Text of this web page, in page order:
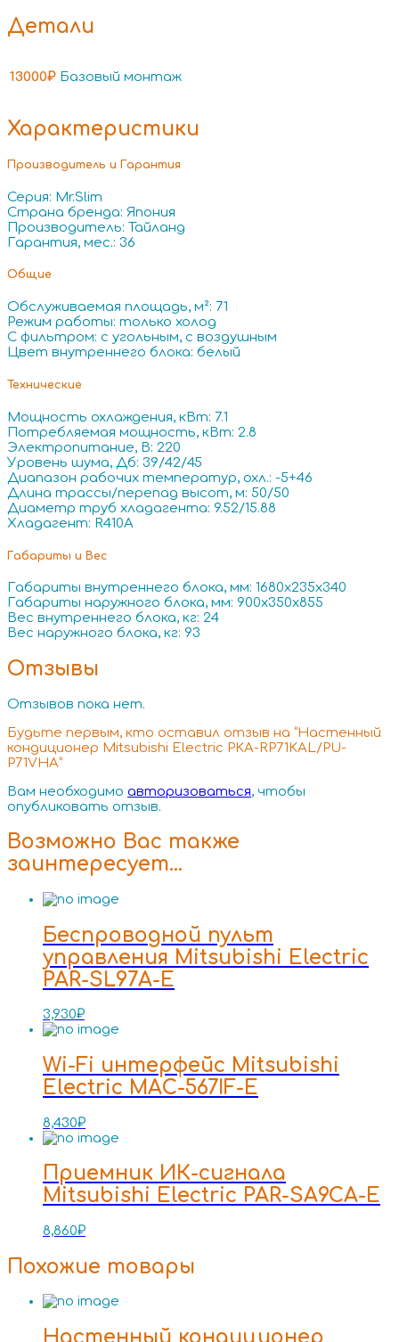
Детали
13000₽ Базовый монтаж
Характеристики
Производитель и Гарантия
Серия: Mr.Slim
Страна бренда: Япония
Производитель: Тайланд
Гарантия, мес.: 36
Общие
Обслуживаемая площадь, м²: 71
Режим работы: только холод
С фильтром: с угольным, с воздушным
Цвет внутреннего блока: белый
Технические
Мощность охлаждения, кВт: 7.1
Потребляемая мощность, кВт: 2.8
Электропитание, В: 220
Уровень шума, Дб: 39/42/45
Диапазон рабочих температур, охл.: -5+46
Длина трассы/перепад высот, м: 50/50
Диаметр труб хладагента: 9.52/15.88
Хладагент: R410A
Габариты и Вес
Габариты внутреннего блока, мм: 1680x235x340
Габариты наружного блока, мм: 900x350x855
Вес внутреннего блока, кг: 24
Вес наружного блока, кг: 93
Отзывы
Отзывов пока нет.
Будьте первым, кто оставил отзыв на “Настенный
кондиционер Mitsubishi Electric PKA-RP71KAL/PU-
P71VHA”
Вам необходимо авторизоваться, чтобы
опубликовать отзыв.
Возможно Вас также
заинтересует…
Беспроводной пульт
управления Mitsubishi Electric
PAR-SL97A-E
3,930₽
Wi-Fi интерфейс Mitsubishi
Electric MAC-567IF-E
8,430₽
Приемник ИК-сигнала
Mitsubishi Electric PAR-SA9CA-E
8,860₽
Похожие товары
Настенный кондиционер